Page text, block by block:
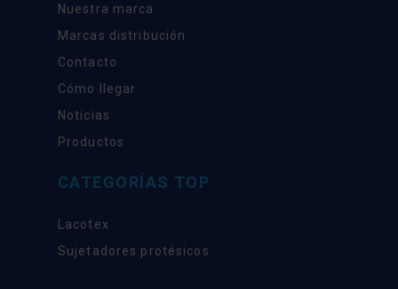
Nuestra marca
Marcas distribución
Contacto
Cómo llegar
Noticias
Productos
CATEGORÍAS TOP
Lacotex
Sujetadores protésicos